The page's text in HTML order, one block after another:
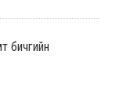
бичгийн